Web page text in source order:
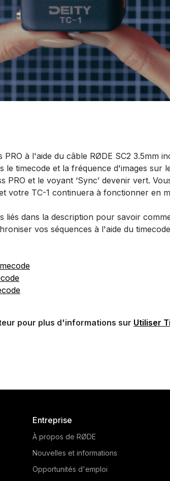
à l'aide du câble RØDE SC2 3.5mm
timecode et la fréquence d'images sur
PRO et le voyant ‘Sync’ devenir vert.
votre TC-1 continuera à fonctionner en
liés dans la description pour savoir
vos séquences à l'aide du
pour plus d'informations sur Utiliser
Entreprise
À propos de RØDE
Nouvelles et informations
Opportunités d'emploi